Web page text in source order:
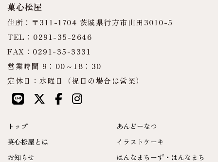
菓心松屋
住所：〒311-1704 茨城県行方市山田3010-5
TEL：0291-35-2646
FAX：0291-35-3331
営業時間 9：00～18：30
定休日：水曜日（祝日の場合は営業）
トップ
菓心松屋とは
お知らせ
あんどーなつ
イラストケーキ
はんなまちーず・はんなまち